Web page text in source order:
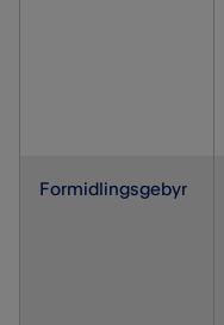
Formidlingsgebyr